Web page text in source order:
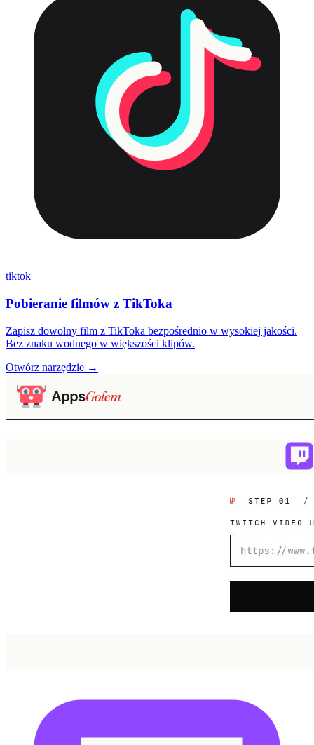
tiktok
Pobieranie filmów z TikToka
Zapisz dowolny film z TikToka bezpośrednio w wysokiej jakości.
Bez znaku wodnego w większości klipów.
Otwórz narzędzie →